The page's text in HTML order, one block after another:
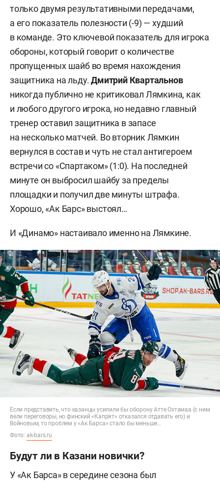
только двумя результативными передачами,
а его показатель полезности (-9) — худший
в команде. Это ключевой показатель для игрока
обороны, который говорит о количестве
пропущенных шайб во время нахождения
защитника на льду.Дмитрий Квартальнов
никогда публично не критиковал Лямкина, как
и любого другого игрока, но недавно главный
тренер оставил защитника в запасе
на несколько матчей. Во вторник Лямкин
вернулся в состав и чуть не стал антигероем
встречи со «Спартаком» (1:0). На последней
минуте он выбросил шайбу за пределы
площадки и получил две минуты штрафа.
Хорошо, «Ак Барс» выстоял…
И «Динамо» настаивало именно на Лямкине.
Если представить, что казанцы усилили бы оборону Атте Охтамаа (с ним
вели переговоры, но финский «Капрят» отказался отдавать его) и
Войновым, то проблем у «Ак Барса» стало бы меньше…
Фото: ak-bars.ru
Будут ли в Казани новички?
У «Ак Барса» в середине сезона был